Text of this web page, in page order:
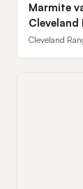
Marmite
Cleveland
Cleveland